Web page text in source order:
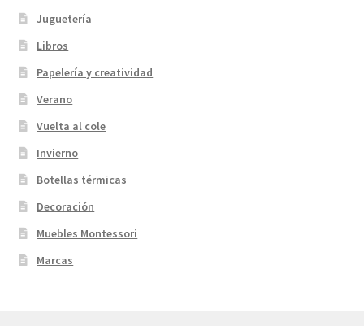
Juguetería
Libros
Papelería y creatividad
Verano
Vuelta al cole
Invierno
Botellas térmicas
Decoración
Muebles Montessori
Marcas